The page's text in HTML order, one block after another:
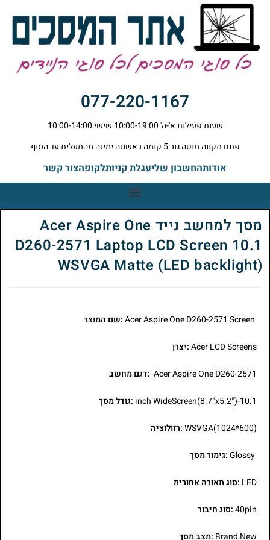
077-220-1167
שעות פעילות א'-ה' 10:00-19:00 שישי 10:00-14:00
פתח תקווה מוטה גור 5 קומה ראשונה ימינה מהמעלית עד הסוף
אודותהחשבון שליעגלת קניותלקופהצור קשר
מסך למחשב נייד Acer Aspire One
D260-2571 Laptop LCD Screen 10.1
WSVGA Matte (LED backlight)
:שם המוצר
Acer LCD Screens:יצרן
Acer Aspire One D260-2571 :דגם מחשב
10.1-inch WideScreen(8.7"x5.2") :גודל מסך
WSVGA(1024*600):רזולוציה
Glossy:גימור מסך
LED :סוג תאורה אחורית
40pin:סוג חיבור
Brand New :מצב מסך